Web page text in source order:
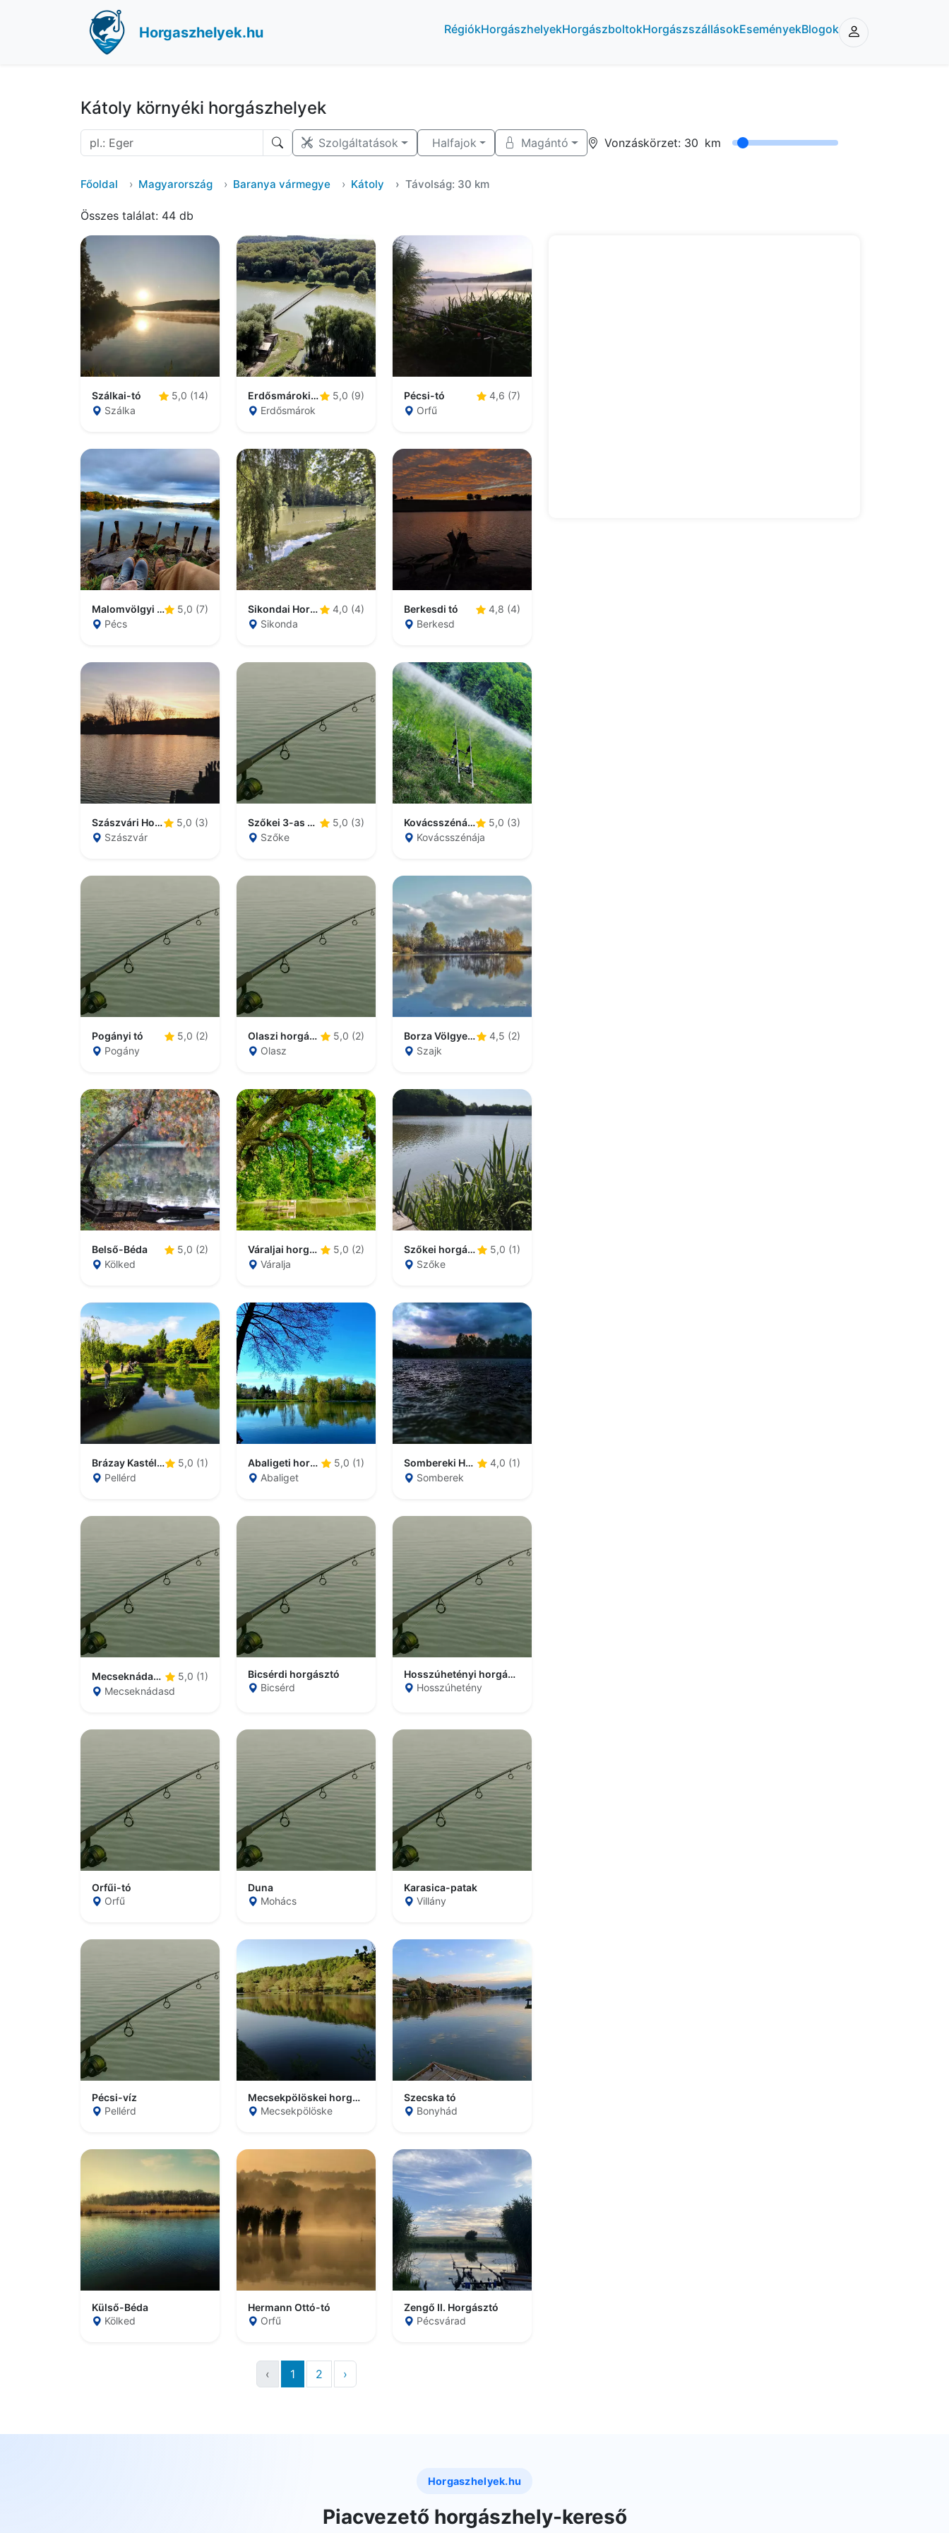
Horgaszhelyek.hu RégiókHorgászhelyekHorgászboltokHorgászszállásokEseményekBlogok
Kátoly környéki horgászhelyek
Szolgáltatások Halfajok Magántó Vonzáskörzet: 30 km
Főoldal Magyarország Baranya vármegye Kátoly Távolság: 30 km
Összes találat: 44 db
Szálkai-tó
5,0 (14)
Szálka
Erdősmároki horgásztó
5,0 (9)
Erdősmárok
Pécsi-tó
4,6 (7)
Orfű
Malomvölgyi II-es horgásztó
5,0 (7)
Pécs
Sikondai Horgásztó
4,0 (4)
Sikonda
Berkesdi tó
4,8 (4)
Berkesd
Szászvári Horgásztó
5,0 (3)
Szászvár
Szőkei 3-as horgásztó
5,0 (3)
Szőke
Kovácsszénájai-tó
5,0 (3)
Kovácsszénája
Pogányi tó
5,0 (2)
Pogány
Olaszi horgásztó
5,0 (2)
Olasz
Borza Völgye Horgásztó
4,5 (2)
Szajk
Belső-Béda
5,0 (2)
Kölked
Váraljai horgásztó
5,0 (2)
Váralja
Szőkei horgásztavak
5,0 (1)
Szőke
Brázay Kastélypark Horgásztó
5,0 (1)
Pellérd
Abaligeti horgásztó
5,0 (1)
Abaliget
Sombereki Horgásztó
4,0 (1)
Somberek
Mecseknádasdi Horgásztó
5,0 (1)
Mecseknádasd
Bicsérdi horgásztó
Bicsérd
Hosszúhetényi horgásztó
Hosszúhetény
Orfűi-tó
Orfű
Duna
Mohács
Karasica-patak
Villány
Pécsi-víz
Pellérd
Mecsekpölöskei horgásztó
Mecsekpölöske
Szecska tó
Bonyhád
Külső-Béda
Kölked
Hermann Ottó-tó
Orfű
Zengő II. Horgásztó
Pécsvárad
‹ 1 2 ›
Horgaszhelyek.hu
Piacvezető horgászhely-kereső